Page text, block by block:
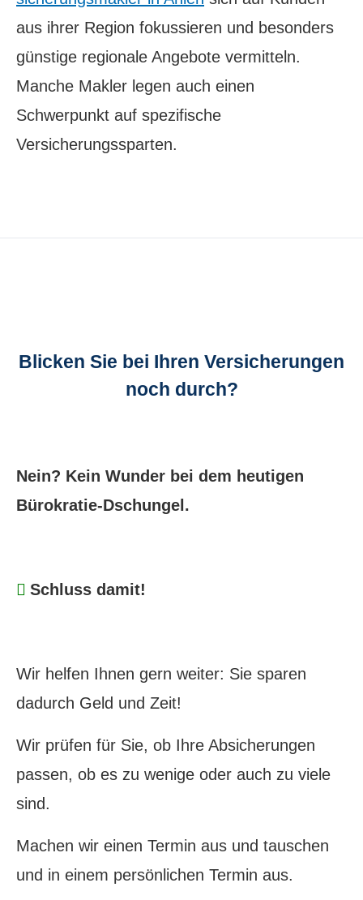
aus ihrer Region fokussieren und besonders
günstige regionale Angebote vermitteln.
Manche Makler legen auch einen
Schwerpunkt auf spezifische
Versicherungssparten.
Blicken Sie bei Ihren Versicherungen
noch durch?
Nein? Kein Wunder bei dem heutigen
Bürokratie-Dschungel.
Schluss damit!
Wir helfen Ihnen gern weiter: Sie sparen
dadurch Geld und Zeit!
Wir prüfen für Sie, ob Ihre Absicherungen
passen, ob es zu wenige oder auch zu viele
sind.
Machen wir einen Termin aus und tauschen
und in einem persönlichen Termin aus.